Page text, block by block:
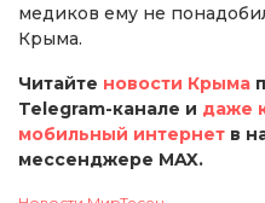
медиков ему не
Крыма.
Читайте новости Крыма
Telegram-канале и даже
мобильный интернет в
мессенджере MAX.